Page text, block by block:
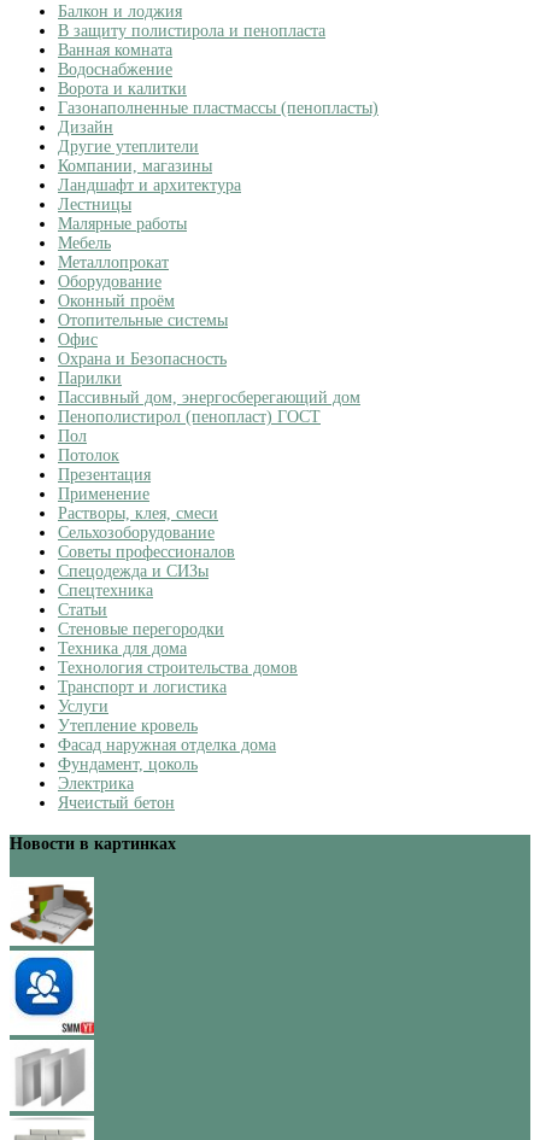
Балкон и лоджия
В защиту полистирола и пенопласта
Ванная комната
Водоснабжение
Ворота и калитки
Газонаполненные пластмассы (пенопласты)
Дизайн
Другие утеплители
Компании, магазины
Ландшафт и архитектура
Лестницы
Малярные работы
Мебель
Металлопрокат
Оборудование
Оконный проём
Отопительные системы
Офис
Охрана и Безопасность
Парилки
Пассивный дом, энергосберегающий дом
Пенополистирол (пенопласт) ГОСТ
Пол
Потолок
Презентация
Применение
Растворы, клея, смеси
Сельхозоборудование
Советы профессионалов
Спецодежда и СИЗы
Спецтехника
Статьи
Стеновые перегородки
Техника для дома
Технология строительства домов
Транспорт и логистика
Услуги
Утепление кровель
Фасад наружная отделка дома
Фундамент, цоколь
Электрика
Ячеистый бетон
Новости в картинках